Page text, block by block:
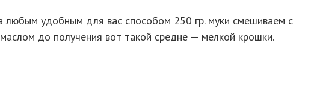
любым удобным для вас способом 250 гр. муки смешиваем с
до получения вот такой средне — мелкой крошки.